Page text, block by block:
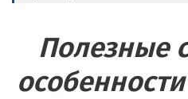
Полезные